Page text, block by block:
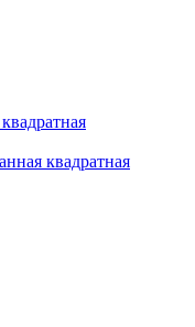
квадратная